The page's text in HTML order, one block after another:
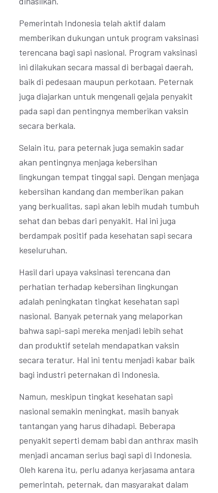
Pemerintah Indonesia telah aktif dalam
memberikan dukungan untuk program vaksinasi
terencana bagi sapi nasional. Program vaksinasi
ini dilakukan secara massal di berbagai daerah,
baik di pedesaan maupun perkotaan. Peternak
juga diajarkan untuk mengenali gejala penyakit
pada sapi dan pentingnya memberikan vaksin
secara berkala.
Selain itu, para peternak juga semakin sadar
akan pentingnya menjaga kebersihan
lingkungan tempat tinggal sapi. Dengan menjaga
kebersihan kandang dan memberikan pakan
yang berkualitas, sapi akan lebih mudah tumbuh
sehat dan bebas dari penyakit. Hal ini juga
berdampak positif pada kesehatan sapi secara
keseluruhan.
Hasil dari upaya vaksinasi terencana dan
perhatian terhadap kebersihan lingkungan
adalah peningkatan tingkat kesehatan sapi
nasional. Banyak peternak yang melaporkan
bahwa sapi-sapi mereka menjadi lebih sehat
dan produktif setelah mendapatkan vaksin
secara teratur. Hal ini tentu menjadi kabar baik
bagi industri peternakan di Indonesia.
Namun, meskipun tingkat kesehatan sapi
nasional semakin meningkat, masih banyak
tantangan yang harus dihadapi. Beberapa
penyakit seperti demam babi dan anthrax masih
menjadi ancaman serius bagi sapi di Indonesia.
Oleh karena itu, perlu adanya kerjasama antara
pemerintah, peternak, dan masyarakat dalam